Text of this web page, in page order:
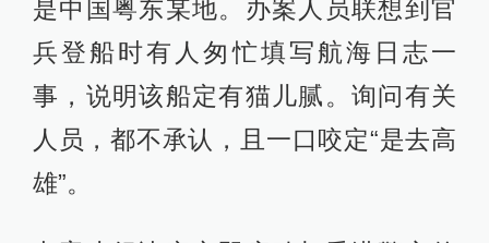
是中国粤东某地。办案人员联想到官
兵登船时有人匆忙填写航海日志一
事，说明该船定有猫儿腻。询问有关
人员，都不承认，且一口咬定“是去高
雄”。